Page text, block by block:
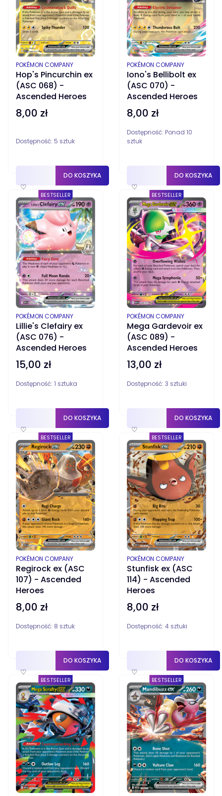
Hop's Pincurchin ex
(ASC 068) -
Ascended Heroes
PRODUCENT
POKÉMON COMPANY
Cena
8,00 zł
Dostępność: 5 sztuk
♡
DO KOSZYKA
Iono's Bellibolt ex
(ASC 070) -
Ascended Heroes
PRODUCENT
POKÉMON COMPANY
Cena
8,00 zł
Dostępność: Ponad 10
sztuk
♡
DO KOSZYKA
BESTSELLER
Lillie's Clefairy ex
(ASC 076) -
Ascended Heroes
PRODUCENT
POKÉMON COMPANY
Cena
15,00 zł
Dostępność: 1 sztuka
♡
DO KOSZYKA
BESTSELLER
Mega Gardevoir ex
(ASC 089) -
Ascended Heroes
PRODUCENT
POKÉMON COMPANY
Cena
13,00 zł
Dostępność: 3 sztuki
♡
DO KOSZYKA
BESTSELLER
Regirock ex (ASC
107) - Ascended
Heroes
PRODUCENT
POKÉMON COMPANY
Cena
8,00 zł
Dostępność: 8 sztuk
♡
DO KOSZYKA
BESTSELLER
Stunfisk ex (ASC
114) - Ascended
Heroes
PRODUCENT
POKÉMON COMPANY
Cena
8,00 zł
Dostępność: 4 sztuki
♡
DO KOSZYKA
BESTSELLER BESTSELLER